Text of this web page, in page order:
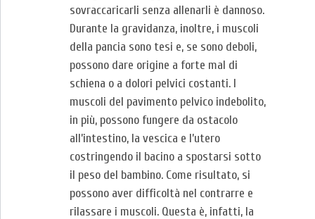
sovraccaricarli senza allenarli è dannoso.
Durante la gravidanza, inoltre, i muscoli
della pancia sono tesi e, se sono deboli,
possono dare origine a forte mal di
schiena o a dolori pelvici costanti. I
muscoli del pavimento pelvico indebolito,
in più, possono fungere da ostacolo
all’intestino, la vescica e l’utero
costringendo il bacino a spostarsi sotto
il peso del bambino. Come risultato, si
possono aver difficoltà nel contrarre e
rilassare i muscoli. Questa è, infatti, la